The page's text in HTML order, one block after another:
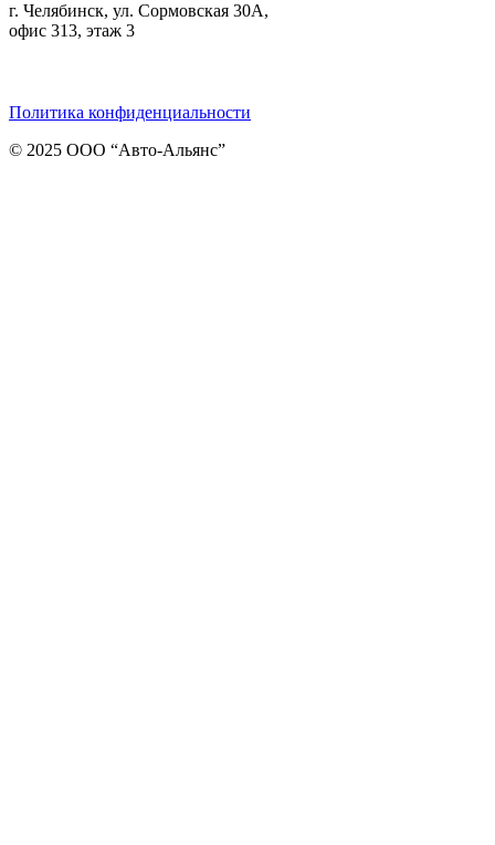
г. Челябинск, ул. Сормовская 30А,
офис 313, этаж 3
Политика конфиденциальности
© 2025 ООО “Авто-Альянс”